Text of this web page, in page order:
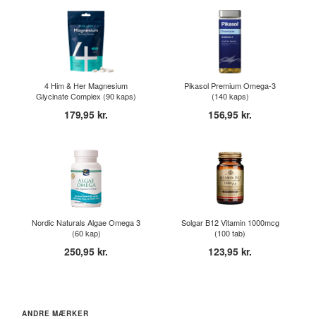
4 Him & Her Magnesium
Glycinate Complex (90 kaps)
179,95 kr.
Pikasol Premium Omega-3
(140 kaps)
156,95 kr.
Nordic Naturals Algae Omega 3
(60 kap)
250,95 kr.
Solgar B12 Vitamin 1000mcg
(100 tab)
123,95 kr.
ANDRE MÆRKER